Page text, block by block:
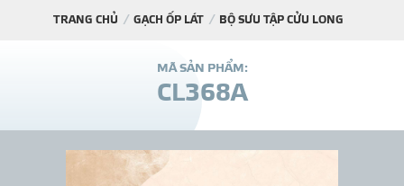
THƯ
TRANG CHỦ GẠCH ỐP LÁT BỘ SƯU TẬP CỬU LONG
MÃ SẢN PHẨM:
CL368A